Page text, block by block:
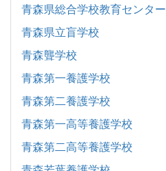
青森県総合学校教育センター
青森県立盲学校
青森聾学校
青森第一養護学校
青森第二養護学校
青森第一高等養護学校
青森第二高等養護学校